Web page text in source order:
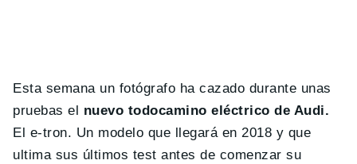
Esta semana un fotógrafo ha cazado durante unas
pruebas el nuevo todocamino eléctrico de Audi.
El e-tron. Un modelo que llegará en 2018 y que
ultima sus últimos test antes de comenzar su